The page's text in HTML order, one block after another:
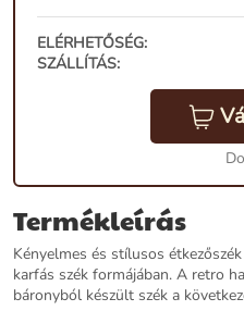
ELÉRHETŐSÉG:
SZÁLLÍTÁS:
Termékleírás
Kényelmes és stílusos
karfás szék formájában. A retro
báronyból készült szék a